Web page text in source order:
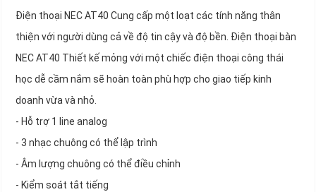
Điện thoại NEC AT40 Cung cấp một loạt các tính năng thân
thiện với người dùng cả về độ tin cậy và độ bền. Điện thoại bàn
NEC AT40 Thiết kế mỏng với một chiếc điện thoại công thái
học dễ cầm nắm sẽ hoàn toàn phù hợp cho giao tiếp kinh
doanh vừa và nhỏ.
- Hỗ trợ 1 line analog
- 3 nhạc chuông có thể lập trình
- Âm lượng chuông có thể điều chỉnh
- Kiểm soát tắt tiếng